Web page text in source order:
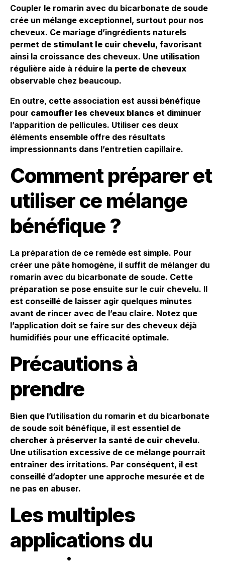
Coupler le romarin avec du bicarbonate de soude
crée un mélange exceptionnel, surtout pour nos
cheveux. Ce mariage d’ingrédients naturels
permet de stimulant le cuir chevelu, favorisant
ainsi la croissance des cheveux. Une utilisation
régulière aide à réduire la perte de cheveux
observable chez beaucoup.
En outre, cette association est aussi bénéfique
pour camoufler les cheveux blancs et diminuer
l’apparition de pellicules. Utiliser ces deux
éléments ensemble offre des résultats
impressionnants dans l’entretien capillaire.
Comment préparer et
utiliser ce mélange
bénéfique ?
La préparation de ce remède est simple. Pour
créer une pâte homogène, il suffit de mélanger du
romarin avec du bicarbonate de soude. Cette
préparation se pose ensuite sur le cuir chevelu. Il
est conseillé de laisser agir quelques minutes
avant de rincer avec de l’eau claire. Notez que
l’application doit se faire sur des cheveux déjà
humidifiés pour une efficacité optimale.
Précautions à
prendre
Bien que l’utilisation du romarin et du bicarbonate
de soude soit bénéfique, il est essentiel de
chercher à préserver la santé de cuir chevelu.
Une utilisation excessive de ce mélange pourrait
entraîner des irritations. Par conséquent, il est
conseillé d’adopter une approche mesurée et de
ne pas en abuser.
Les multiples
applications du